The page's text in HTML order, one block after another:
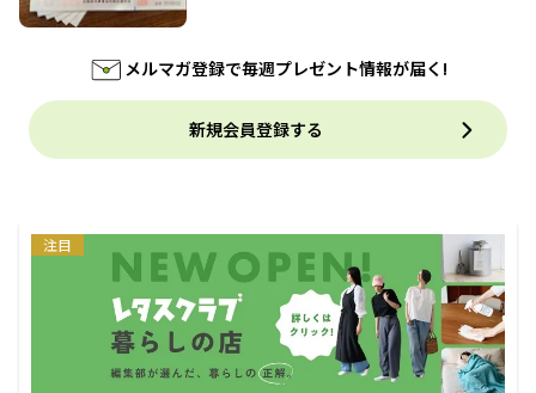
メルマガ登録で毎週プレゼント情報が届く!
新規会員登録する
注目